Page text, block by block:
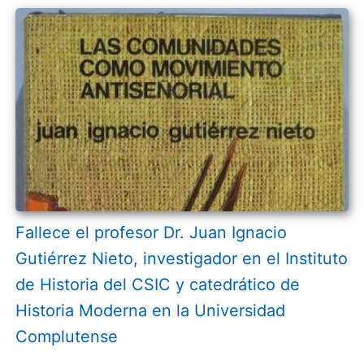
Fallece el profesor Dr. Juan Ignacio
Gutiérrez Nieto, investigador en el Instituto
de Historia del CSIC y catedrático de
Historia Moderna en la Universidad
Complutense